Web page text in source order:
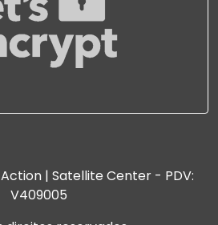
| Satellite Center - PDV:
V409005